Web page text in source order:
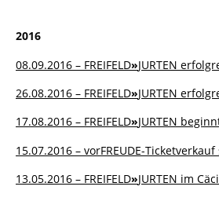
2016
08.09.2016 – FREIFELD»JURTEN
26.08.2016 – FREIFELD»JURTEN
17.08.2016 – FREIFELD»JURTEN
15.07.2016 – vorFREUDE-
13.05.2016 – FREIFELD»JURTEN im